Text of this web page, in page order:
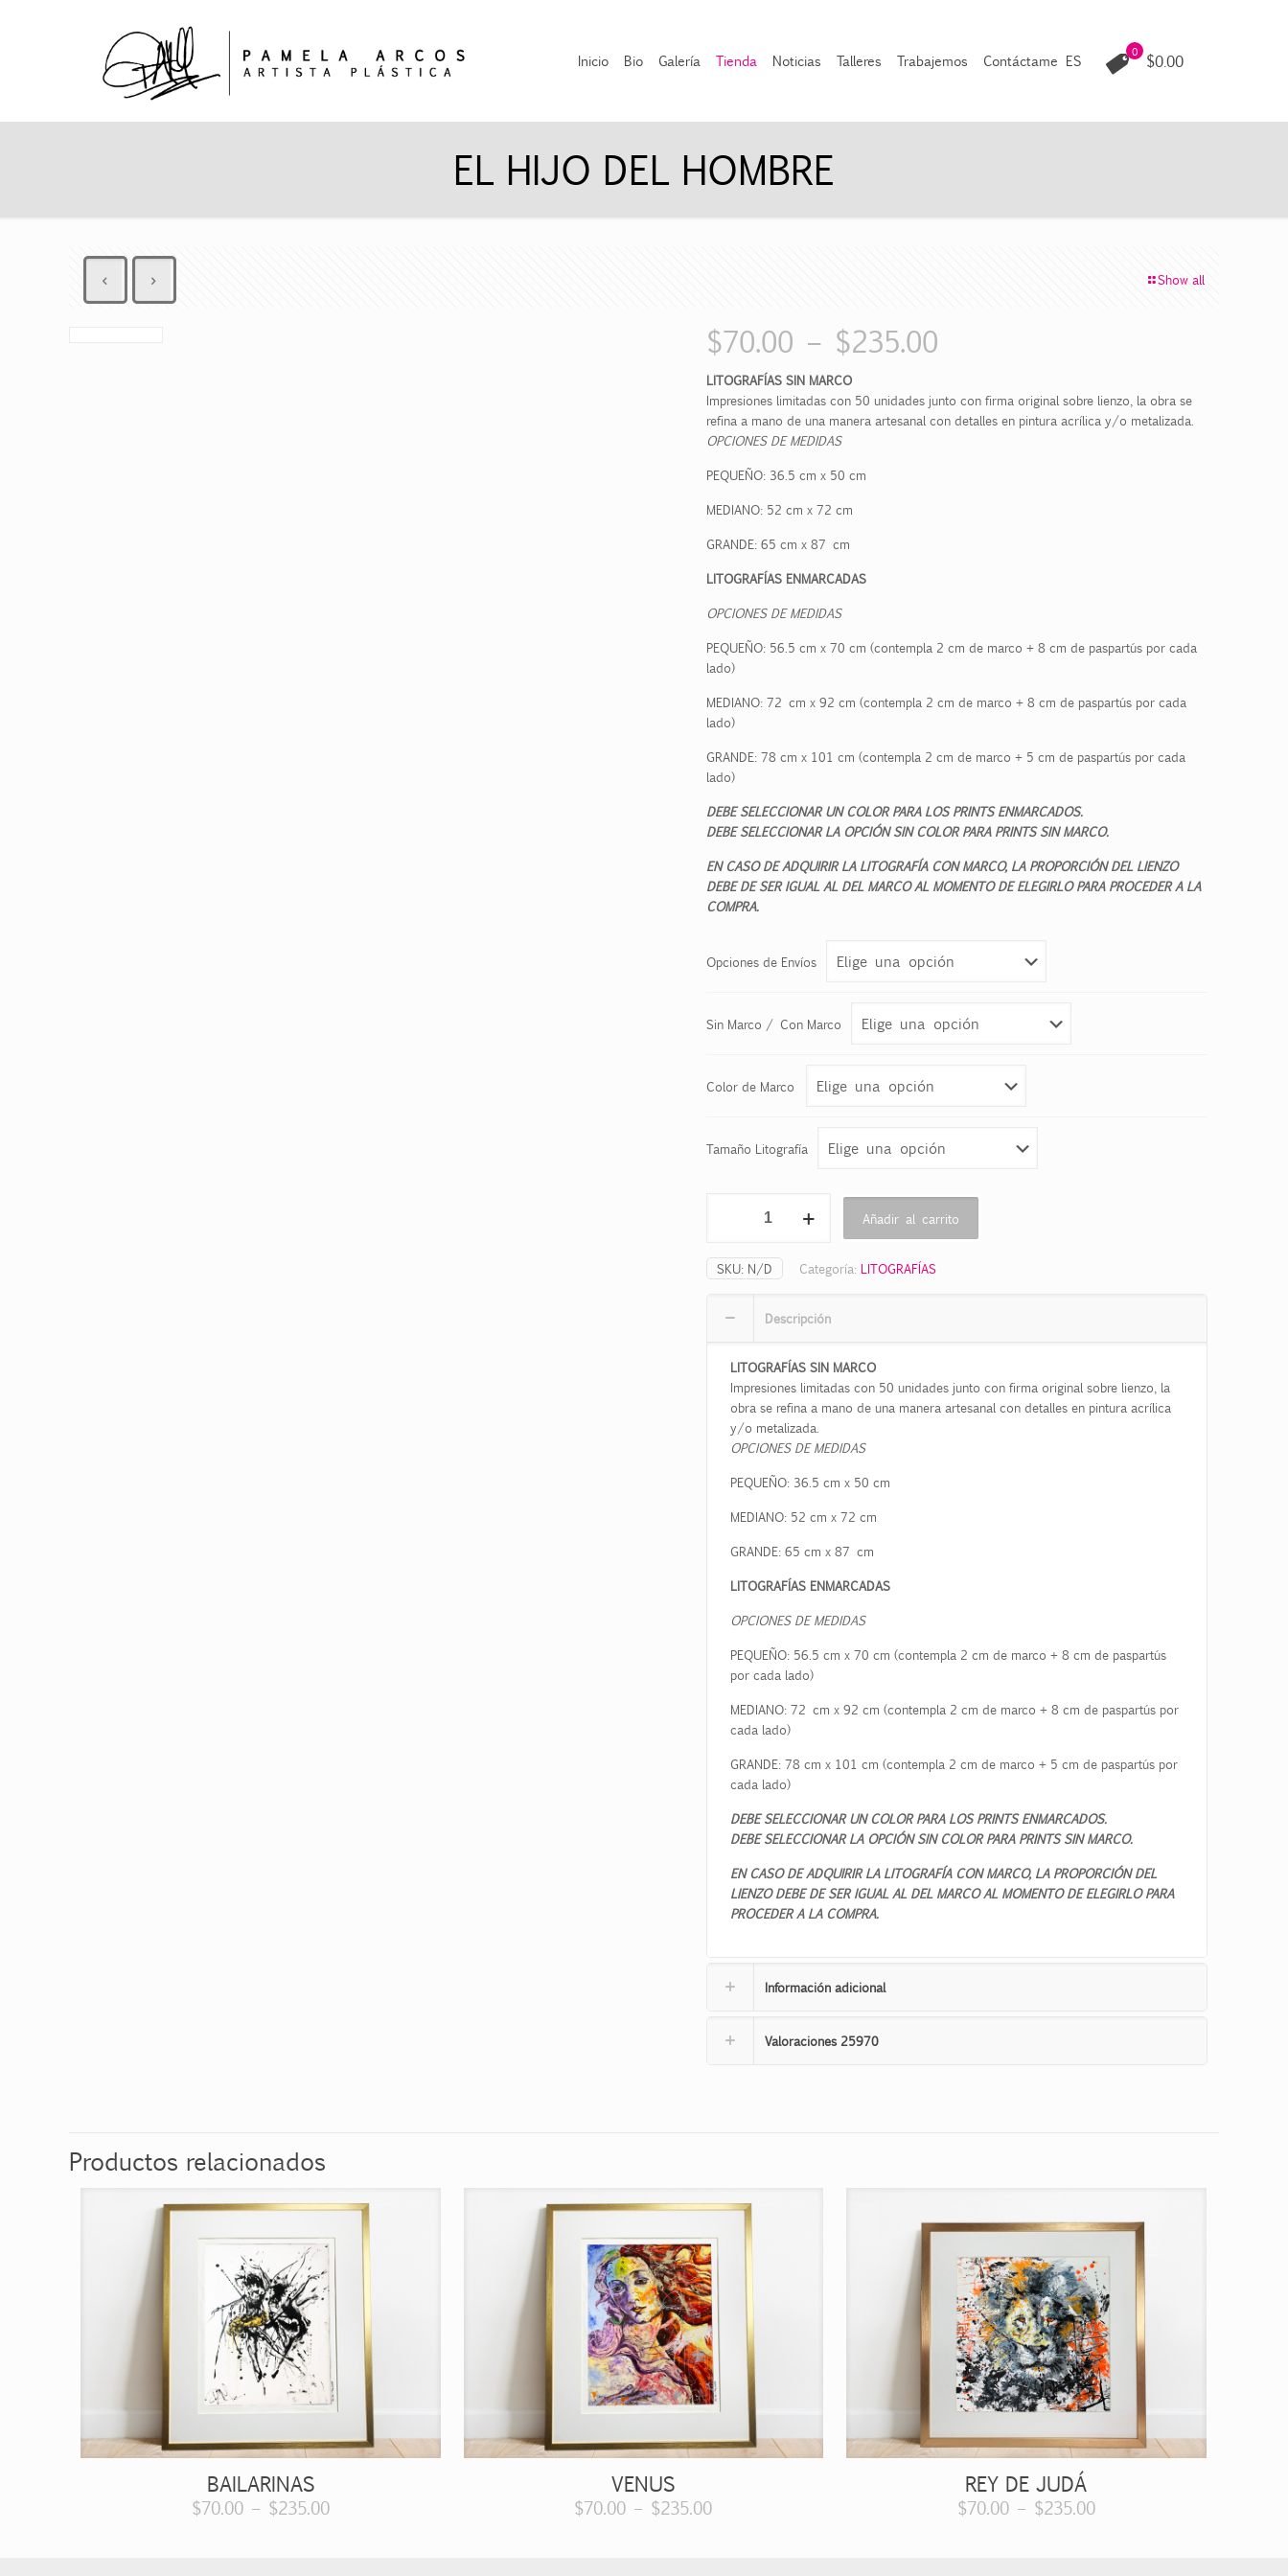
Inicio Bio Galería Tienda Noticias Talleres Trabajemos Contáctame ES 0 $0.00
EL HIJO DEL HOMBRE
Show all
$70.00 – $235.00
LITOGRAFÍAS SIN MARCO
Impresiones limitadas con 50 unidades junto con firma original sobre lienzo, la obra se
refina a mano de una manera artesanal con detalles en pintura acrílica y/o metalizada.
OPCIONES DE MEDIDAS
PEQUEÑO: 36.5cm x 50cm
MEDIANO: 52cm x 72cm
GRANDE: 65cm x 87 cm
LITOGRAFÍAS ENMARCADAS
OPCIONES DE MEDIDAS
PEQUEÑO: 56.5cm x 70cm (contempla 2 cm de marco + 8 cm de paspartús por cada
lado)
MEDIANO: 72 cm x 92cm (contempla 2 cm de marco + 8 cm de paspartús por cada
lado)
GRANDE: 78cm x 101cm (contempla 2 cm de marco + 5 cm de paspartús por cada
lado)
DEBE SELECCIONAR UN COLOR PARA LOS PRINTS ENMARCADOS.
DEBE SELECCIONAR LA OPCIÓN SIN COLOR PARA PRINTS SIN MARCO.
EN CASO DE ADQUIRIR LA LITOGRAFÍA CON MARCO, LA PROPORCIÓN DEL LIENZO
DEBE DE SER IGUAL AL DEL MARCO AL MOMENTO DE ELEGIRLO PARA PROCEDER A LA
COMPRA.
Opciones de Envíos
Sin Marco / Con Marco
Color de Marco
Tamaño Litografía
HOMBRE
cantidad
Añadir al carrito
SKU: N/D Categoría: LITOGRAFÍAS
Descripción
LITOGRAFÍAS SIN MARCO
Impresiones limitadas con 50 unidades junto con firma original sobre lienzo, la
obra se refina a mano de una manera artesanal con detalles en pintura acrílica
y/o metalizada.
OPCIONES DE MEDIDAS
PEQUEÑO: 36.5cm x 50cm
MEDIANO: 52cm x72cm
GRANDE:65cm x87 cm
LITOGRAFÍAS ENMARCADAS
OPCIONES DE MEDIDAS
PEQUEÑO: 56.5cm x70cm (contempla 2 cm de marco + 8 cm de paspartús
por cada lado)
MEDIANO: 72 cm x92cm (contempla 2 cm de marco + 8 cm de paspartús por
cada lado)
GRANDE:78cm x 101 cm (contempla 2 cm de marco + 5 cm de paspartús por
cada lado)
DEBE SELECCIONAR UN COLOR PARA LOS PRINTS ENMARCADOS.
DEBE SELECCIONAR LA OPCIÓN SIN COLOR PARA PRINTS SIN MARCO.
EN CASO DE ADQUIRIR LA LITOGRAFÍA CON MARCO, LA PROPORCIÓN DEL
LIENZO DEBE DE SER IGUAL AL DEL MARCO AL MOMENTO DE ELEGIRLO PARA
PROCEDER A LA COMPRA.
Información adicional
Valoraciones 25970
Productos relacionados
BAILARINAS
$70.00– $235.00
VENUS
$70.00 – $235.00
REY DE JUDÁ
$70.00– $235.00